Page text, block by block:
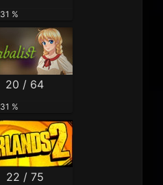
31 %
20 / 64
31 %
22 / 75